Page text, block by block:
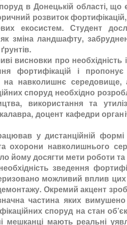
в Донецькій області,
розвиток фортифікацій,
екосистем. Студент
зміна ландшафту,
про необхідність
фортифікацій і пропонує
на навколишнє
споруд необхідно
використання та
доцент кафедри
у дистанційній формі
та охорони навколишнього
йому досягти мети роботи та
зведення
можливий вплив
Окремий акцент
частина яких
споруд на стан
мешканці мають реальні